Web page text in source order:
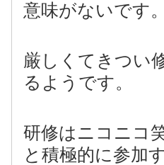
意味がないです。
厳しくてきつい
るようです。
研修はニコニコ
と積極的に参加